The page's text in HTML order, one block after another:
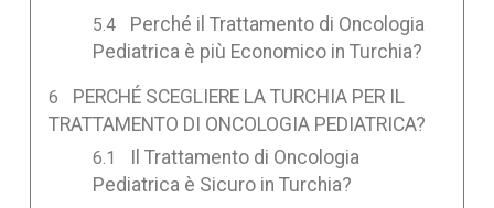
Perché il Trattamento di Oncologia
Pediatrica è più Economico in Turchia?
PERCHÉ SCEGLIERE LA TURCHIA PER IL
TRATTAMENTO DI ONCOLOGIA PEDIATRICA?
Il Trattamento di Oncologia
Pediatrica è Sicuro in Turchia?